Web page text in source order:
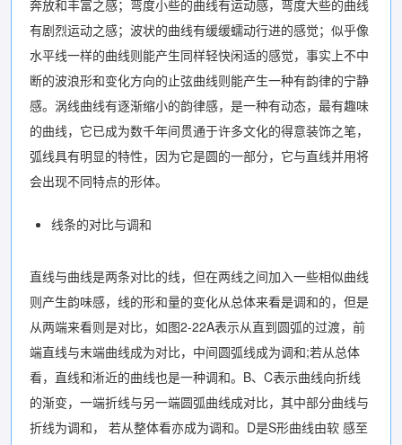
奔放和丰富之感；弯度小些的曲线有运动感，弯度大些的曲线
有剧烈运动之感；波状的曲线有缓缓蠕动行进的感觉；似乎像
水平线一样的曲线则能产生同样轻快闲适的感觉，事实上不中
断的波浪形和变化方向的止弦曲线则能产生一种有韵律的宁静
感。涡线曲线有逐渐缩小的韵律感，是一种有动态，最有趣味
的曲线，它已成为数千年间贯通于许多文化的得意装饰之笔，
弧线具有明显的特性，因为它是圆的一部分，它与直线并用将
会出现不同特点的形体。
线条的对比与调和
直线与曲线是两条对比的线，但在两线之间加入一些相似曲线
则产生韵味感，线的形和量的变化从总体来看是调和的，但是
从两端来看则是对比，如图2-22A表示从直到圆弧的过渡，前
端直线与末端曲线成为对比，中间圆弧线成为调和;若从总体
看，直线和淅近的曲线也是一种调和。B、C表示曲线向折线
的渐变，一端折线与另一端圆弧曲线成对比，其中部分曲线与
折线为调和， 若从整体看亦成为调和。D是S形曲线由软 感至